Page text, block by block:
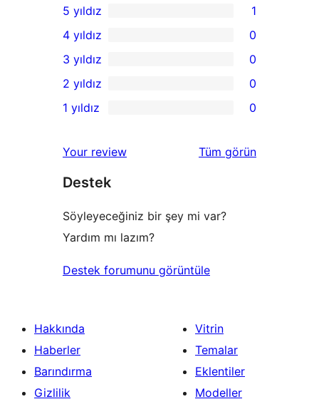
1
5
yıldızlı
inceleme
5 yıldız 1
4
yıldızlı
inceleme
4 yıldız 0
0
3
yıldızlı
3 yıldız 0
2
inceleme
2 yıldız 0
yıldızlı
inceleme
1 yıldız 0
Your review Tüm değerlendirmeleri
görün
Destek
Söyleyeceğiniz bir şey mi var?
Yardım mı lazım?
Destek forumunu görüntüle
Hakkında
Haberler
Barındırma
Gizlilik
Vitrin
Temalar
Eklentiler
Modeller